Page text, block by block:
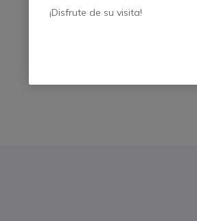
¡Disfrute de su visita!